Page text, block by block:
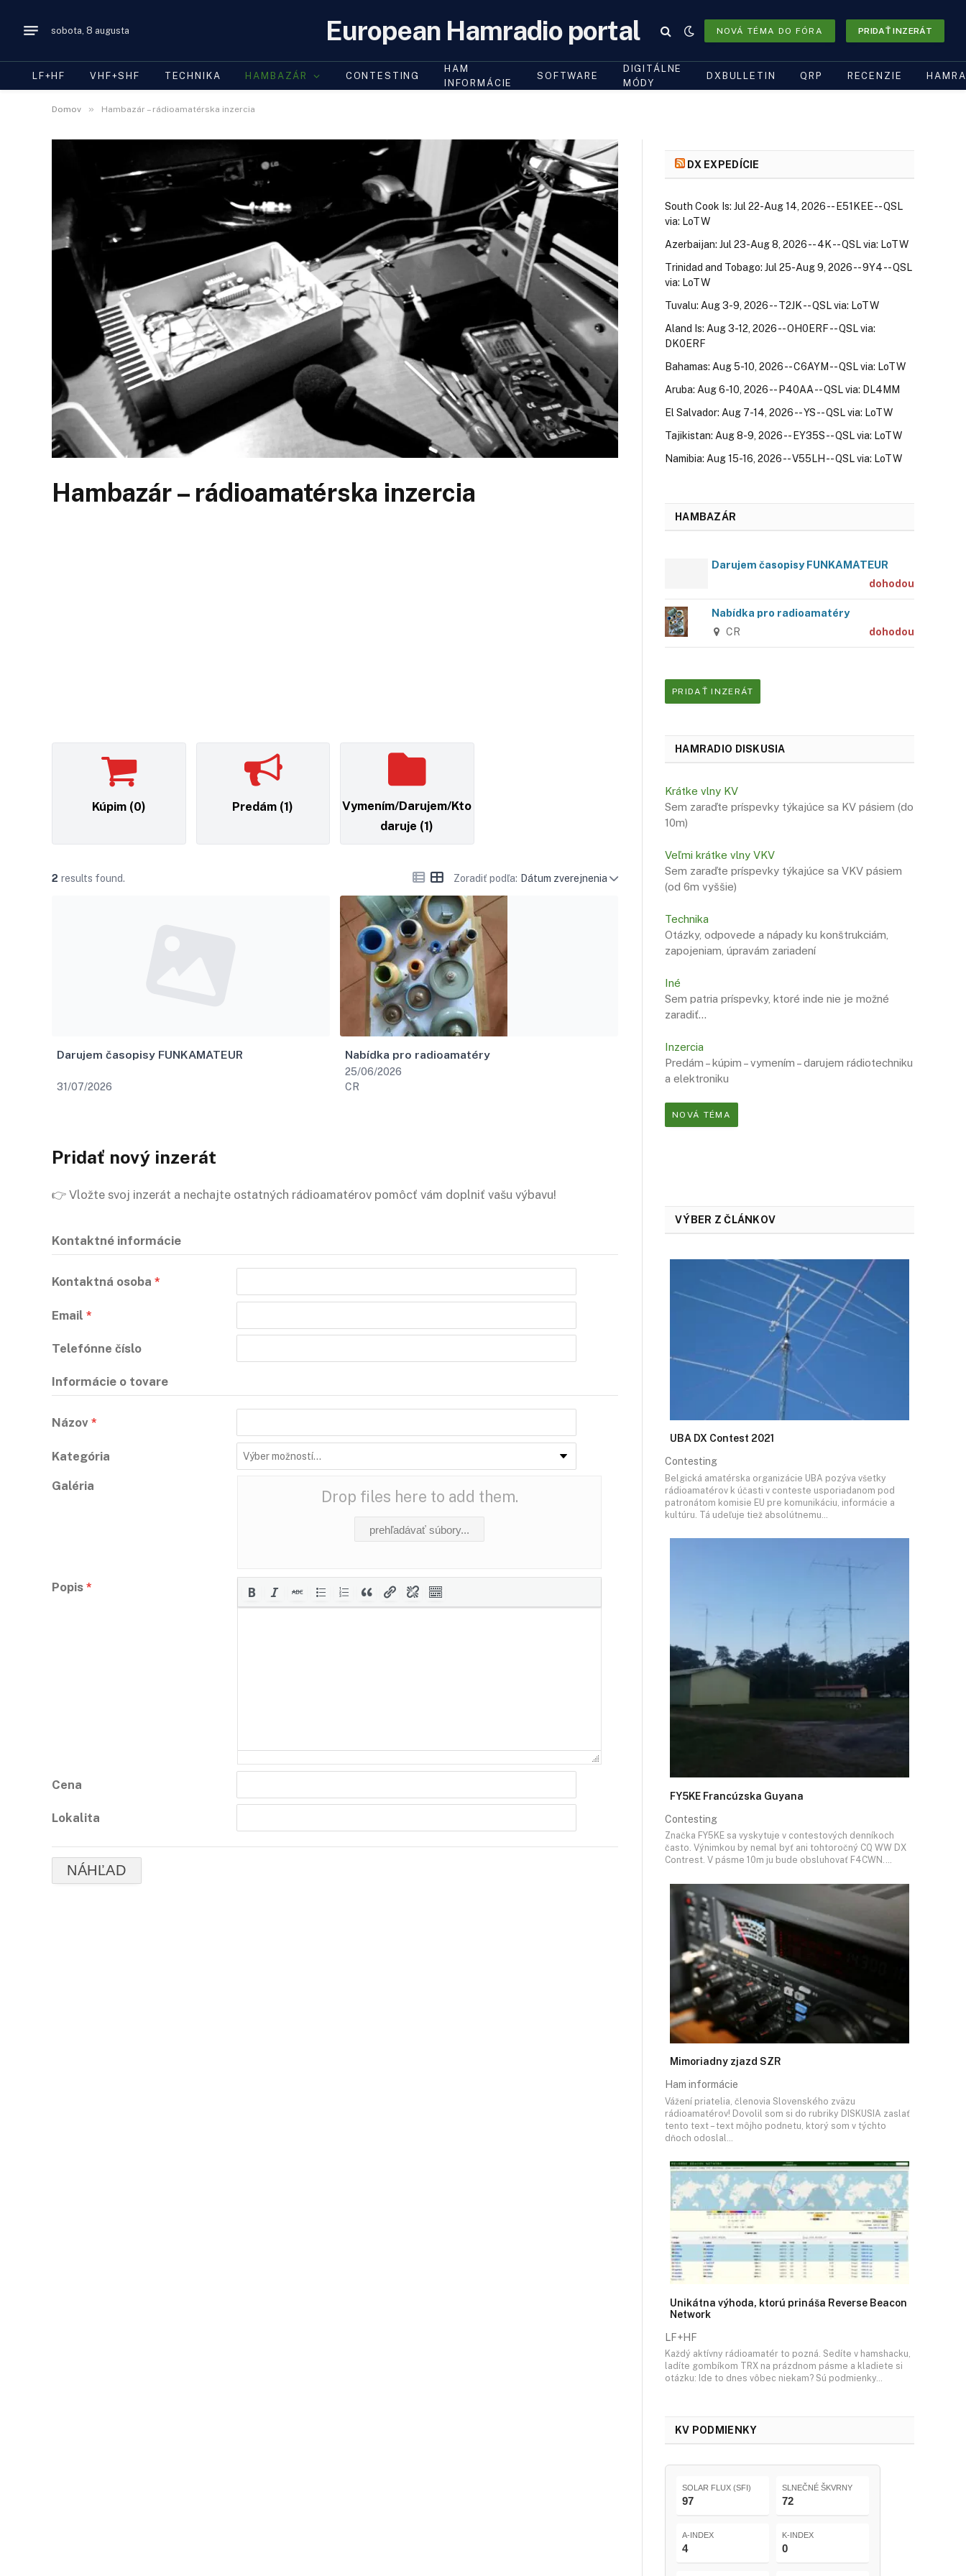
sobota, 8 augusta European Hamradio portal NOVÁ TÉMA DO FÓRA PRIDAŤ INZERÁT
LF+HF VHF+SHF TECHNIKA HAMBAZÁR CONTESTING
HAM
INFORMÁCIE
SOFTWARE
DIGITÁLNE
MÓDY
DXBULLETIN QRP RECENZIE
Domov » Hambazár – rádioamatérska inzercia
Hambazár – rádioamatérska inzercia
Kúpim (0) Predám (1)
Vymením/Darujem/Kto
daruje (1)
Zoradiť podľa: Dátum zverejnenia
2 results found.
Darujem časopisy FUNKAMATEUR
31/07/2026
Nabídka pro radioamatéry
25/06/2026
CR
Pridať nový inzerát
👉 Vložte svoj inzerát a nechajte ostatných rádioamatérov pomôcť vám doplniť vašu výbavu!
Kontaktné informácie
Kontaktná osoba *
Email *
Telefónne číslo
Informácie o tovare
Názov *
Kategória
Galéria
Drop files here to add them.
prehľadávať súbory...
Popis *
Cena
Lokalita
DX EXPEDÍCIE
South Cook Is: Jul 22-Aug 14, 2026 -- E51KEE -- QSL
via: LoTW
Azerbaijan: Jul 23-Aug 8, 2026 -- 4K -- QSL via: LoTW
Trinidad and Tobago: Jul 25-Aug 9, 2026 -- 9Y4 -- QSL
via: LoTW
Tuvalu: Aug 3-9, 2026 -- T2JK -- QSL via: LoTW
Aland Is: Aug 3-12, 2026 -- OH0ERF -- QSL via:
DK0ERF
Bahamas: Aug 5-10, 2026 -- C6AYM -- QSL via: LoTW
Aruba: Aug 6-10, 2026 -- P40AA -- QSL via: DL4MM
El Salvador: Aug 7-14, 2026 -- YS -- QSL via: LoTW
Tajikistan: Aug 8-9, 2026 -- EY35S -- QSL via: LoTW
Namibia: Aug 15-16, 2026 -- V55LH -- QSL via: LoTW
HAMBAZÁR
Darujem časopisy FUNKAMATEUR
dohodou
Nabídka pro radioamatéry
CR dohodou
PRIDAŤ INZERÁT
HAMRADIO DISKUSIA
Krátke vlny KV
Sem zaraďte príspevky týkajúce sa KV pásiem (do
10m)
Veľmi krátke vlny VKV
Sem zaraďte príspevky týkajúce sa VKV pásiem
(od 6m vyššie)
Technika
Otázky, odpovede a nápady ku konštrukciám,
zapojeniam, úpravám zariadení
Iné
Sem patria príspevky, ktoré inde nie je možné
zaradiť…
Inzercia
Predám – kúpim – vymením – darujem rádiotechniku
a elektroniku
NOVÁ TÉMA
VÝBER Z ČLÁNKOV
UBA DX Contest 2021
Contesting
Belgická amatérska organizácie UBA pozýva všetky
rádioamatérov k účasti v conteste usporiadanom pod
patronátom komisie EU pre komunikáciu, informácie a
kultúru. Tá udeľuje tiež absolútnemu…
FY5KE Francúzska Guyana
Contesting
Značka FY5KE sa vyskytuje v contestových denníkoch
často. Výnimkou by nemal byť ani tohtoročný CQ WW DX
Contrest. V pásme 10m ju bude obsluhovať F4CWN.…
Mimoriadny zjazd SZR
Ham informácie
Vážení priatelia, členovia Slovenského zväzu
rádioamatérov! Dovolil som si do rubriky DISKUSIA zaslať
tento text – text môjho podnetu, ktorý som v týchto
dňoch odoslal…
Unikátna výhoda, ktorú prináša Reverse Beacon
Network
LF+HF
Každý aktívny rádioamatér to pozná. Sedíte v hamshacku,
ladíte gombíkom TRX na prázdnom pásme a kladiete si
otázku: Ide to dnes vôbec niekam? Sú podmienky…
KV PODMIENKY
SOLAR FLUX (SFI)
97
SLNEČNÉ ŠKVRNY
72
A-INDEX
4
K-INDEX
0